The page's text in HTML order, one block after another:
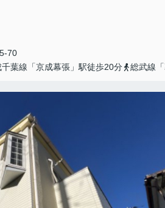
70
千葉線「京成幕張」駅徒歩20分 総武線